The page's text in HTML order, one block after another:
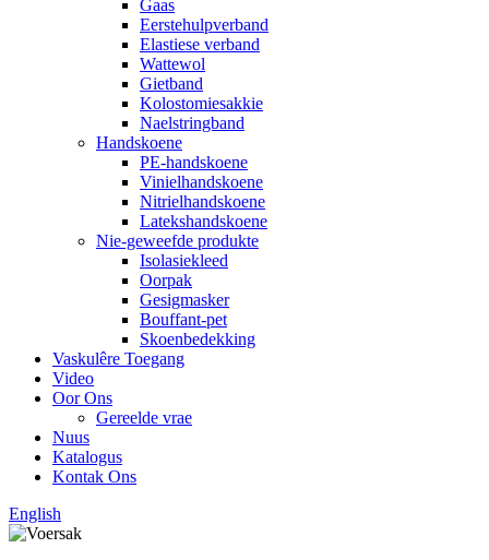
Gaas
Eerstehulpverband
Elastiese verband
Wattewol
Gietband
Kolostomiesakkie
Naelstringband
Handskoene
PE-handskoene
Vinielhandskoene
Nitrielhandskoene
Latekshandskoene
Nie-geweefde produkte
Isolasiekleed
Oorpak
Gesigmasker
Bouffant-pet
Skoenbedekking
Vaskulêre Toegang
Video
Oor Ons
Gereelde vrae
Nuus
Katalogus
Kontak Ons
English